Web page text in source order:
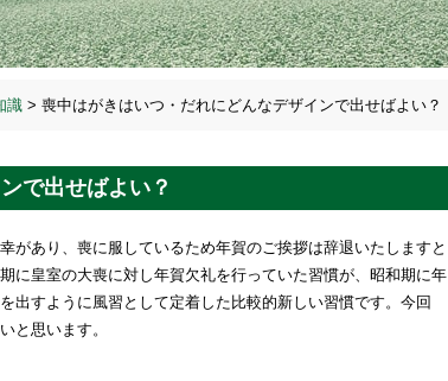
識 > 喪中はがきはいつ・だれにどんなデザインで出せばよい？
で出せばよい？
があり、喪に服しているため年賀のご挨拶は辞退いたしますと
に皇室の大喪に対し年賀欠礼を行っていた習慣が、昭和期に年
出すように風習として定着した比較的新しい習慣です。今回
と思います。